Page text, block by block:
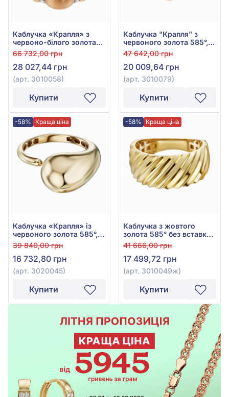
Каблучка «Крапля» з
червоно-білого золота
585°, арт. 3010058
66 732,00 грн
28 027,44 грн
(арт. 3010058)
Купити
Каблучка "Крапля" з
червоного золота 585°,
арт. 3010079
47 642,00 грн
20 009,64 грн
(арт. 3010079)
Купити
-58% Краща ціна
Каблучка «Крапля» із
червоного золота 585°,
арт. 3020045
39 840,00 грн
16 732,80 грн
(арт. 3020045)
Купити
-58% Краща ціна
Каблучка з жовтого
золота 585° без вставки,
арт. 3010049ж
41 666,00 грн
17 499,72 грн
(арт. 3010049ж)
Купити